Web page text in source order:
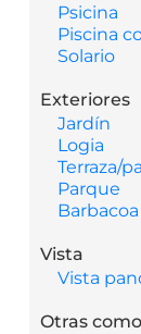
Psicina
Piscina
Solario
Exteriores
Jardín
Logia
Terraza/
Parque
Barbacoa
Vista
Vista
Otras